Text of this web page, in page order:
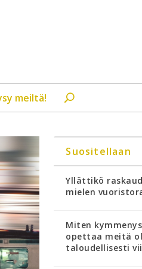
meiltä!
Suositellaan
Yllättikö
mielen
Miten
opettaa meitä
taloudellisesti